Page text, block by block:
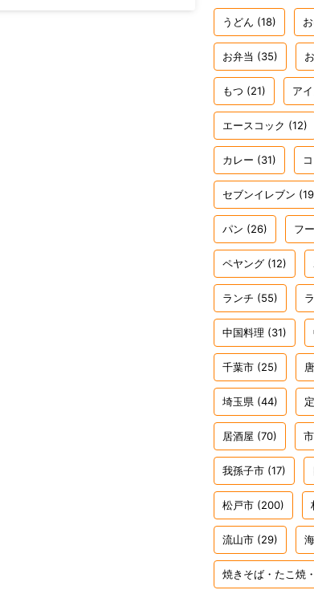
うどん (18)
お弁当 (35)
もつ (21) ア
エースコック (12)
カレー (31)
セブンイレブン
パン (26) フ
ペヤング (12)
ランチ (55)
中国料理 (31)
千葉市 (25)
埼玉県 (44)
居酒屋 (70)
我孫子市 (17)
松戸市 (200)
流山市 (29)
焼きそば・たこ焼